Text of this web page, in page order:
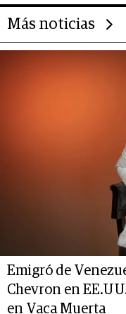
Más noticias
Emigró de
Chevron en
en Vaca Muerta